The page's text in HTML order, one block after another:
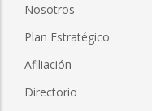
Nosotros
Plan Estratégico
Afiliación
Directorio